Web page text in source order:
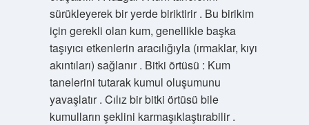
sürükleyerek bir yerde biriktirir . Bu birikim
için gerekli olan kum, genellikle başka
taşıyıcı etkenlerin aracılığıyla (ırmaklar, kıyı
akıntıları) sağlanır . Bitki örtüsü : Kum
tanelerini tutarak kumul oluşumunu
yavaşlatır . Cılız bir bitki örtüsü bile
kumulların şeklini karmaşıklaştırabilir .